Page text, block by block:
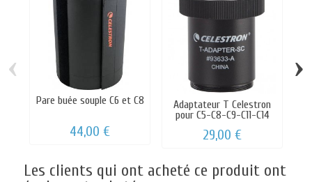
Pare buée souple C6 et C8
44,00 €
Adaptateur T Celestron
pour C5-C8-C9-C11-C14
29,00 €
‹ ›
Les clients qui ont acheté ce produit ont